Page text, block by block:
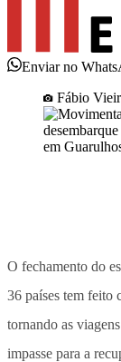
Enviar no
Fábio
O fechamento do
36 países tem feito
tornando as
impasse para a